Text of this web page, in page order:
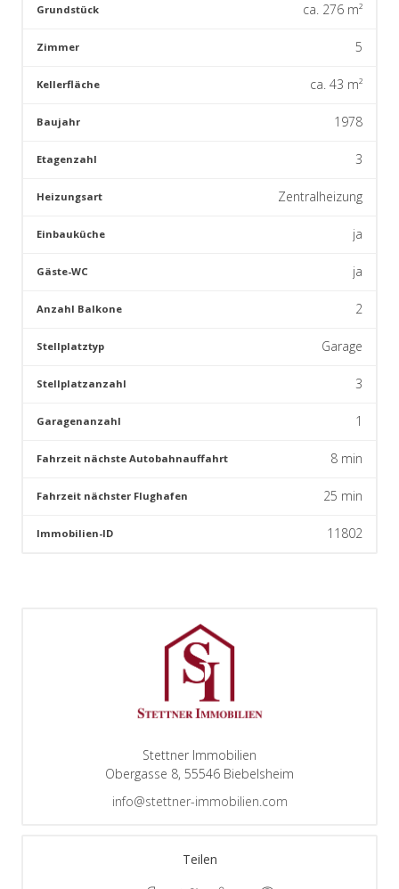
Grundstück ca.276 m²
Zimmer 5
Kellerfläche ca.43 m²
Baujahr 1978
Etagenzahl 3
Heizungsart Zentralheizung
Einbauküche ja
Gäste-WC ja
Anzahl Balkone 2
Stellplatztyp Garage
Stellplatzanzahl 3
Garagenanzahl 1
Fahrzeit nächste Autobahnauffahrt 8 min
Fahrzeit nächster Flughafen 25 min
Immobilien-ID 11802
Stettner Immobilien
Obergasse 8, 55546 Biebelsheim
info@stettner-immobilien.com
Teilen